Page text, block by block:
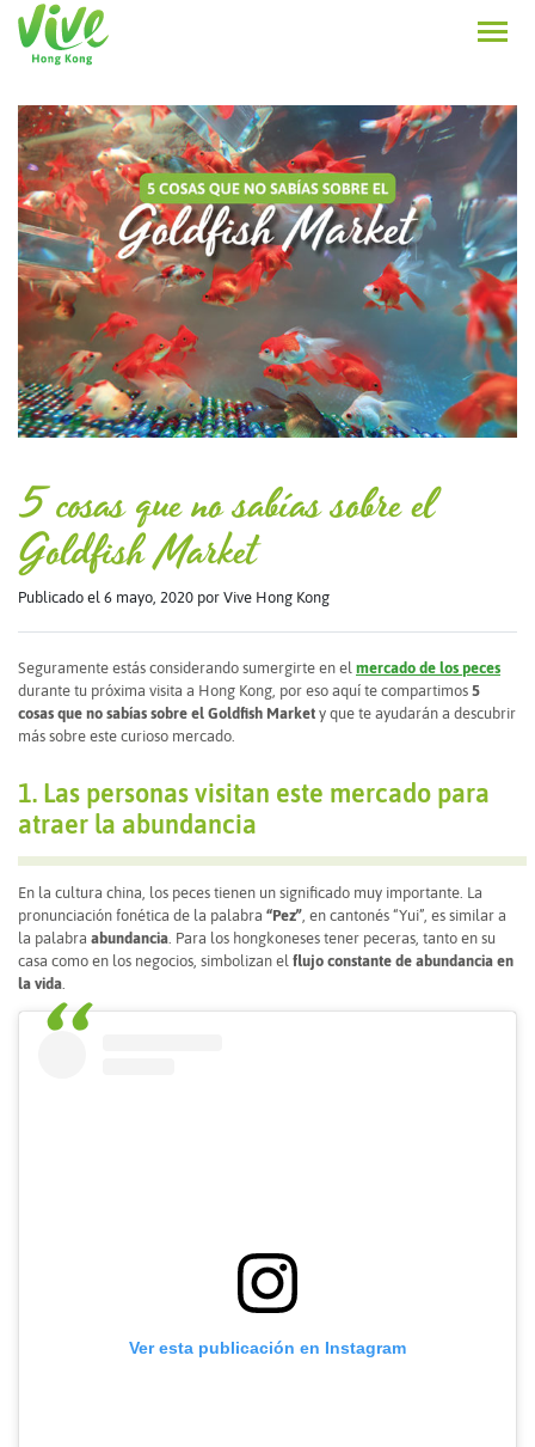
5 cosas que no sabías sobre el
Goldfish Market
Publicado el 6 mayo, 2020 por Vive Hong Kong
Seguramente estás considerando sumergirte en el mercado de los peces
durante tu próxima visita a Hong Kong, por eso aquí te compartimos 5
cosas que no sabías sobre el Goldfish Market y que te ayudarán a descubrir
más sobre este curioso mercado.
1. Las personas visitan este mercado para
atraer la abundancia
En la cultura china, los peces tienen un significado muy importante. La
pronunciación fonética de la palabra “Pez” , en cantonés “Yui”, es similar a
la palabra abundancia . Para los hongkoneses tener peceras, tanto en su
casa como en los negocios, simbolizan el flujo constante de abundancia en
la vida
Ver esta publicación en Instagram